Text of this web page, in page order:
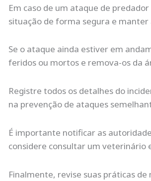
Em caso de um ataque de
situação de forma segura e
Se o ataque ainda estiver em
feridos ou mortos e remova-os da
Registre todos os detalhes do
na prevenção de ataques
É importante notificar as
considere consultar um veterinário
Finalmente, revise suas práticas